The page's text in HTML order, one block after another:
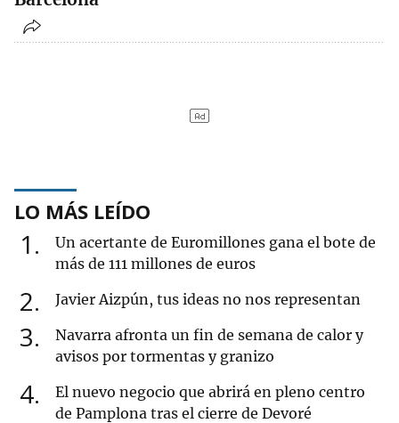
LO MÁS LEÍDO
1
Un acertante de Euromillones gana el bote de
más de 111 millones de euros
2 Javier Aizpún, tus ideas no nos representan
3
Navarra afronta un fin de semana de calor y
avisos por tormentas y granizo
4
El nuevo negocio que abrirá en pleno centro
de Pamplona tras el cierre de Devoré